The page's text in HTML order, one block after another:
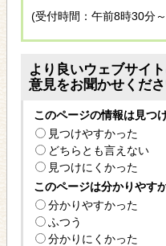
(受付時間：午前8時30分
より良いウェブサイ
意見をお聞かせくだ
このページの情報は見つ
見つけやすかった
どちらとも言えない
見つけにくかった
このページは分かりやす
分かりやすかった
ふつう
分かりにくかった